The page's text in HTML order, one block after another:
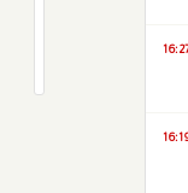
జలాశయంలోకి